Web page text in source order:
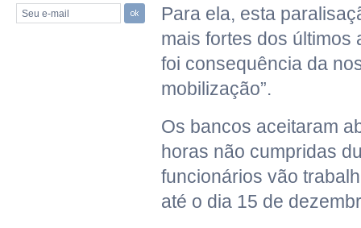
Seu e-mail
Para ela, esta
mais fortes dos últimos
foi consequência da
mobilização”.
Os bancos aceitaram
horas não cumpridas
funcionários vão
até o dia 15 de